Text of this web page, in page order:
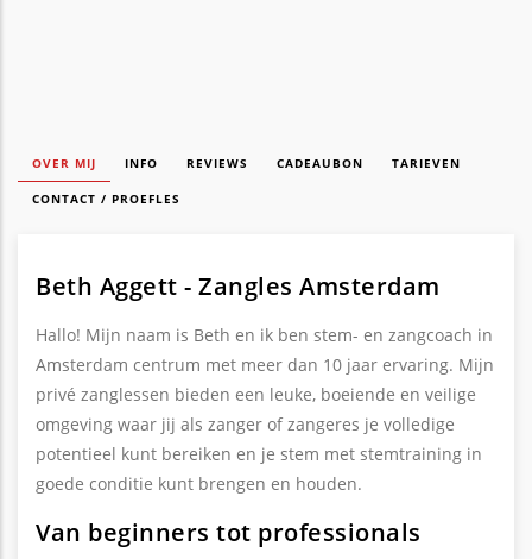
OVER MIJ INFO REVIEWS CADEAUBON TARIEVEN
CONTACT / PROEFLES
Beth Aggett - Zangles Amsterdam
Hallo! Mijn naam is Beth en ik ben stem- en zangcoach in
Amsterdam centrum met meer dan 10 jaar ervaring. Mijn
privé zanglessen bieden een leuke, boeiende en veilige
omgeving waar jij als zanger of zangeres je volledige
potentieel kunt bereiken en je stem met stemtraining in
goede conditie kunt brengen en houden.
Van beginners tot professionals